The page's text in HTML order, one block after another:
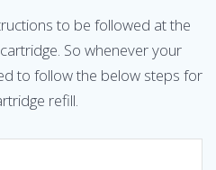
to be followed at the
So whenever your
to follow the below steps for
refill.